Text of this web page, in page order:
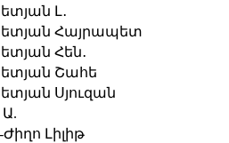
Լ․
Հայրապետ
Հեն․
Շահե
Սյուզան
Ա.
Լիլիթ